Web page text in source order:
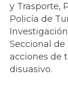
y Trasporte,
Policía de
Seccional
acciones de
disuasivo.